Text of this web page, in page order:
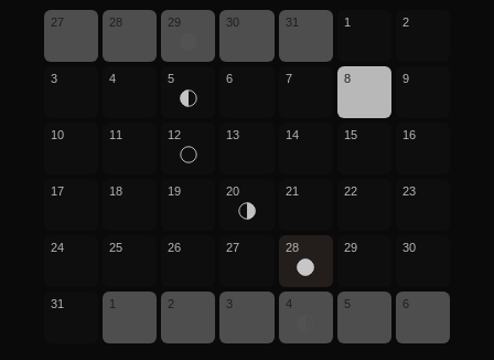
27 28 29 30 31 1 2
3 4 5 6 7 8 9
10 11 12 13 14 15 16
17 18 19 20 21 22 23
24 25 26 27 28 29 30
31 1 2 3 4 5 6